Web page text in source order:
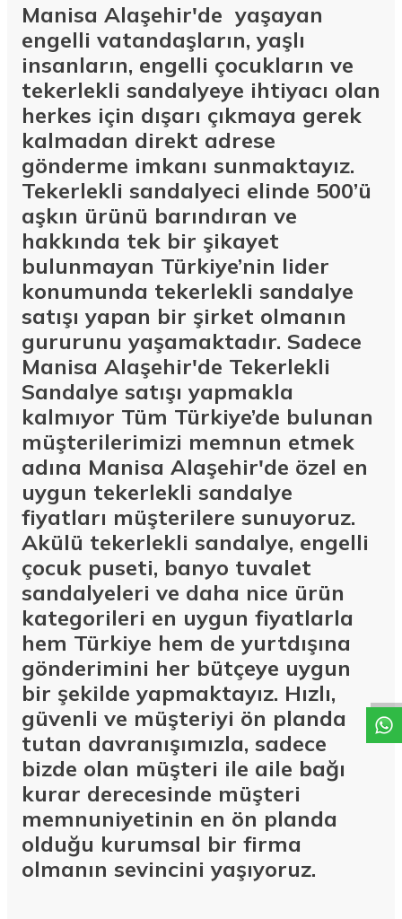
Manisa Alaşehir'de yaşayan
engelli vatandaşların, yaşlı
insanların, engelli çocukların ve
tekerlekli sandalyeye ihtiyacı olan
herkes için dışarı çıkmaya gerek
kalmadan direkt adrese
gönderme imkanı sunmaktayız.
Tekerlekli sandalyeci elinde 500’ü
aşkın ürünü barındıran ve
hakkında tek bir şikayet
bulunmayan Türkiye’nin lider
konumunda tekerlekli sandalye
satışı yapan bir şirket olmanın
gururunu yaşamaktadır. Sadece
Manisa Alaşehir'de Tekerlekli
Sandalye satışı yapmakla
kalmıyor Tüm Türkiye’de bulunan
müşterilerimizi memnun etmek
adına Manisa Alaşehir'de özel en
uygun tekerlekli sandalye
fiyatları müşterilere sunuyoruz.
Akülü tekerlekli sandalye, engelli
çocuk puseti, banyo tuvalet
sandalyeleri ve daha nice ürün
kategorileri en uygun fiyatlarla
hem Türkiye hem de yurtdışına
gönderimini her bütçeye uygun
bir şekilde yapmaktayız. Hızlı,
güvenli ve müşteriyi ön planda
tutan davranışımızla, sadece
bizde olan müşteri ile aile bağı
kurar derecesinde müşteri
memnuniyetinin en ön planda
olduğu kurumsal bir firma
olmanın sevincini yaşıyoruz.